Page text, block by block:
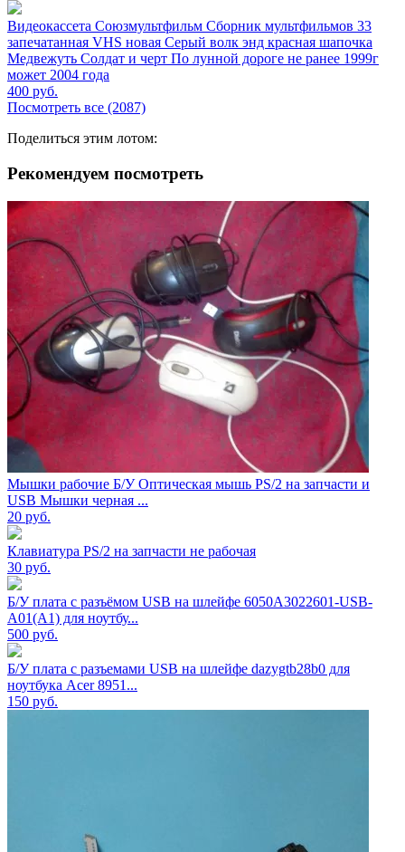
Видеокассета Союзмультфильм Сборник мультфильмов 33
запечатанная VHS новая Серый волк энд красная шапочка
Медвежуть Солдат и черт По лунной дороге не ранее 1999г
может 2004 года
400 руб.
Посмотреть все (2087)
Поделиться этим лотом:
Рекомендуем посмотреть
Мышки рабочие Б/У Оптическая мышь PS/2 на запчасти и
USB Мышки черная ...
20 руб.
Клавиатура PS/2 на запчасти не рабочая
30 руб.
Б/У плата с разъёмом USB на шлейфе 6050A3022601-USB-
A01(A1) для ноутбу...
500 руб.
Б/У плата с разъемами USB на шлейфе dazygtb28b0 для
ноутбука Acer 8951...
150 руб.